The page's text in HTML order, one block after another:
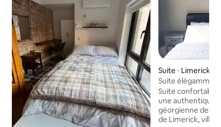
Suite ⋅ Limerick
Suite
Limerick
Suite confortable
une authentique
géorgienne des
de Limerick, ville